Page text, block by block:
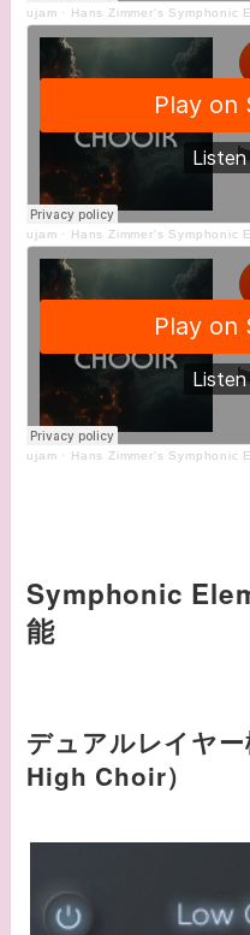
ujam · Hans Zimmer's Symphonic
ujam · Hans Zimmer's Symphonic
ujam · Hans Zimmer's Symphonic
Symphonic
能
デュアルレイヤ
High Choir）